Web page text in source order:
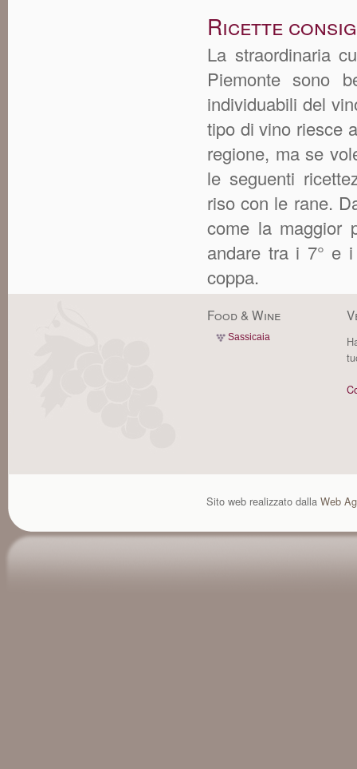
Ricette
La straordinaria
Piemonte sono
individuabili del
tipo di vino riesce
regione, ma se
le seguenti
riso con le rane.
come la maggior
andare tra i 7° e
coppa.
Food & Wine
Sassicaia
Sito web realizzato dalla Web